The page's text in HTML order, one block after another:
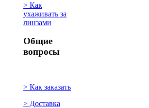
> Как
ухаживать за
линзами
Общие
вопросы
> Как заказать
> Доставка